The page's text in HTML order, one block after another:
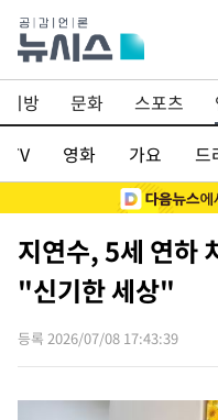
지방 문화 스포츠
TV
영화 가요 드
지연수, 5세 연하
"신기한 세상"
등록 2026/07/08 17:43:39